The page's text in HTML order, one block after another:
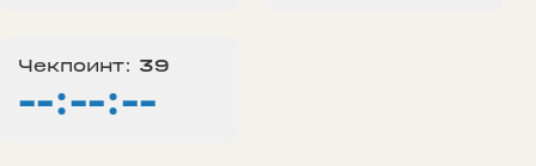
Чекпоинт: 39
--:--:--